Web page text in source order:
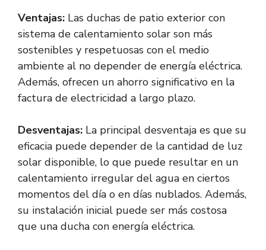
Ventajas: Las duchas de patio exterior con
sistema de calentamiento solar son más
sostenibles y respetuosas con el medio
ambiente al no depender de energía eléctrica.
Además, ofrecen un ahorro significativo en la
factura de electricidad a largo plazo.
Desventajas: La principal desventaja es que su
eficacia puede depender de la cantidad de luz
solar disponible, lo que puede resultar en un
calentamiento irregular del agua en ciertos
momentos del día o en días nublados. Además,
su instalación inicial puede ser más costosa
que una ducha con energía eléctrica.